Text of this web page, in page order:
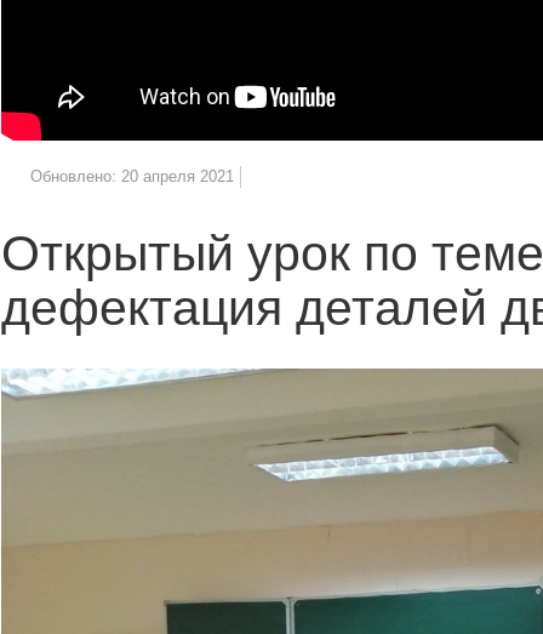
Обновлено: 20 апреля 2021
Открытый урок по
дефектация деталей